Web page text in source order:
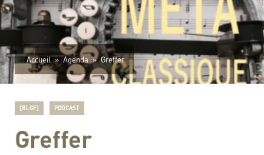
Accueil » Agenda » Greffer
[BLGF] PODCAST
Greffer